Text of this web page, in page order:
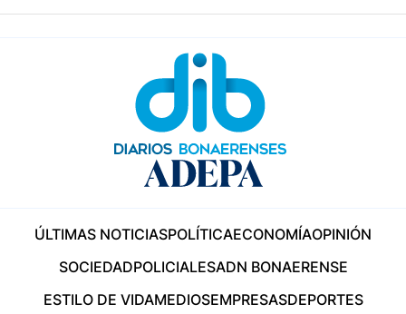
ÚLTIMAS NOTICIASPOLÍTICAECONOMÍAOPINIÓN
SOCIEDADPOLICIALESADN BONAERENSE
ESTILO DE VIDAMEDIOSEMPRESASDEPORTES